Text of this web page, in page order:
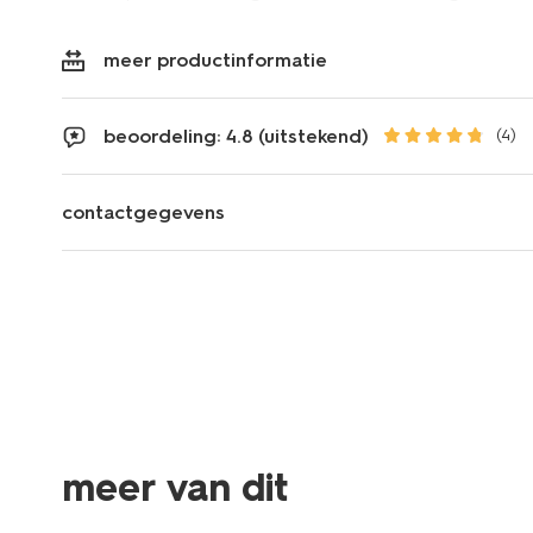
meer productinformatie
beoordeling: 4.8 (uitstekend) (4)
contactgegevens
meer van dit